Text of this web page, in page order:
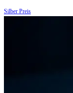
Silber Preis